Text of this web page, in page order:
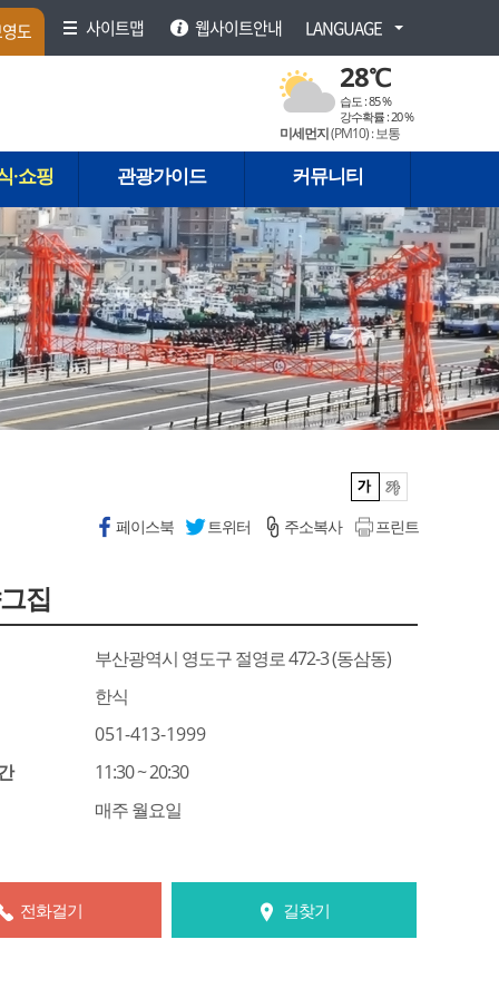
도 사이트맵 웹사이트안내 LANGUAGE
28℃
습도 :85 %
강수확률 :20 %
미세먼지(PM10) :보통
·쇼핑 관광가이드 커뮤니티
페이스북 트위터 주소복사 프린트
집
부산광역시 영도구 절영로 472-3 (동삼동)
한식
051-413-1999
11:30 ~ 20:30
매주 월요일
전화걸기 길찾기